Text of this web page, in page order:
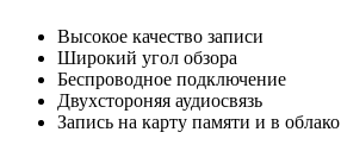
Высокое качество записи
Широкий угол обзора
Беспроводное подключение
Двухстороняя аудиосвязь
Запись на карту памяти и в облако